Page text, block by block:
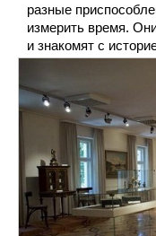
разные
измерить время.
и знакомят с